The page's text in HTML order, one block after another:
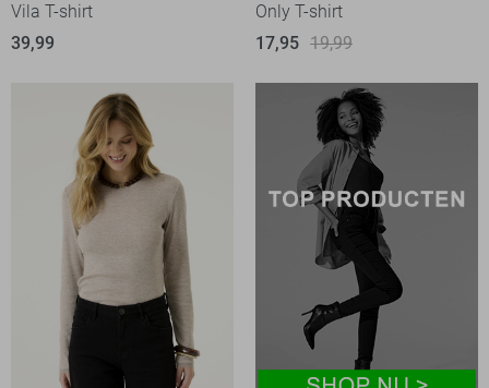
Vila T-shirt
39,99
Only T-shirt
17,95 19,99